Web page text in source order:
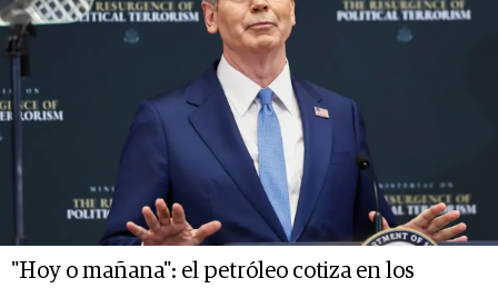
"Hoy o mañana": el petróleo cotiza en los